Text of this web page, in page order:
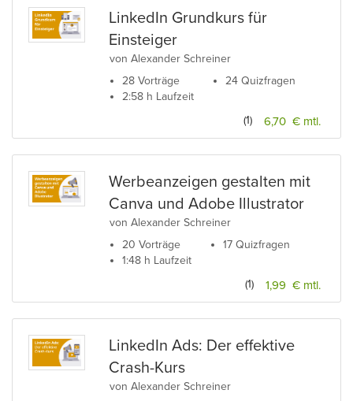
LinkedIn Grundkurs für
Einsteiger
von Alexander Schreiner
28 Vorträge
2:58 h Laufzeit
24 Quizfragen
6,70 € mtl.
(1)
Werbeanzeigen gestalten mit
Canva und Adobe Illustrator
von Alexander Schreiner
20 Vorträge
1:48 h Laufzeit
17 Quizfragen
1,99 € mtl.
(1)
LinkedIn Ads: Der effektive
Crash-Kurs
von Alexander Schreiner